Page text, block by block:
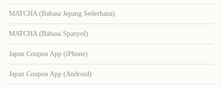
MATCHA (Bahasa Jepang Sederhana)
MATCHA (Bahasa Spanyol)
Japan Coupon App (iPhone)
Japan Coupon App (Android)